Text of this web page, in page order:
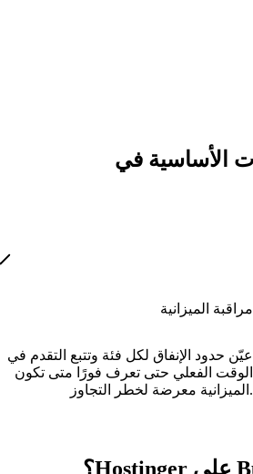
مراقبة الميزانية
عيّن حدود الإنفاق لكل فئة وتتبع التقدم في
الوقت الفعلي حتى تعرف فورًا متى تكون
الميزانية معرضة لخطر التجاوز.